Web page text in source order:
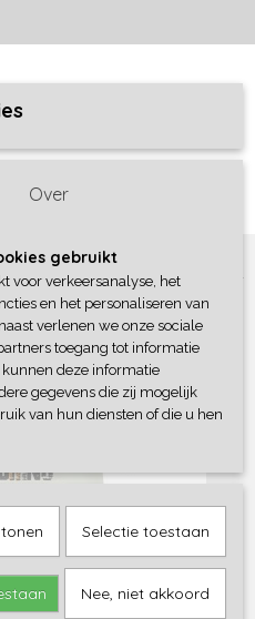
>Dirkje
Over
gebruikt
voor verkeersanalyse, het
en het personaliseren van
verlenen we onze sociale
toegang tot informatie
deze informatie
gegevens die zij mogelijk
van hun diensten of die u hen
Selectie toestaan
Nee, niet akkoord